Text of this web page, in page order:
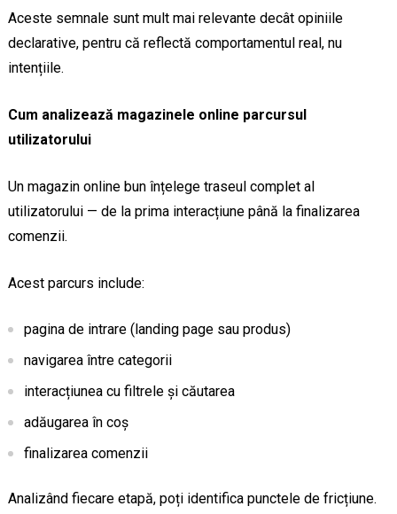
Aceste semnale sunt mult mai relevante decât opiniile
declarative, pentru că reflectă comportamentul real, nu
intențiile.
Cum analizează magazinele online parcursul
utilizatorului
Un magazin online bun înțelege traseul complet al
utilizatorului — de la prima interacțiune până la finalizarea
comenzii.
Acest parcurs include:
pagina de intrare (landing page sau produs)
navigarea între categorii
interacțiunea cu filtrele și căutarea
adăugarea în coș
finalizarea comenzii
Analizând fiecare etapă, poți identifica punctele de fricțiune.